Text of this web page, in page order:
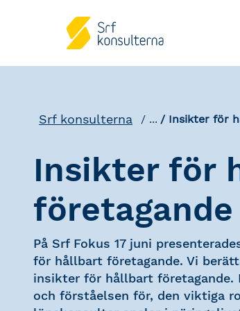
Srf konsulterna ... Insikter för
Insikter för
företagande
På Srf Fokus 17 juni
för hållbart företagande. Vi
insikter för hållbart
och förståelsen för, den viktiga